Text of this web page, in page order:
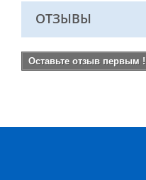
ОТЗЫВЫ
Оставьте отзыв первым !